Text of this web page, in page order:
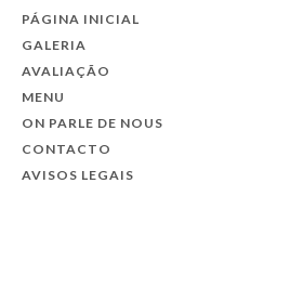
PÁGINA INICIAL
GALERIA
AVALIAÇÃO
MENU
ON PARLE DE NOUS
CONTACTO
AVISOS LEGAIS